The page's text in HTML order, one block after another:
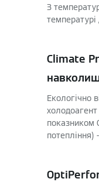
З
температурі
Climate
Екологічно
показником
потепління)